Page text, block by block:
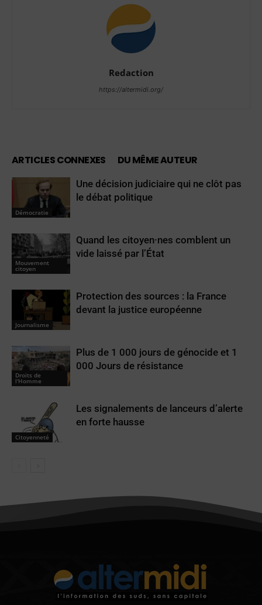
Redaction
https://altermidi.org/
ARTICLES CONNEXES DU MÊME AUTEUR
Démocratie
Une décision judiciaire qui ne clôt pas
le débat politique
Mouvement
citoyen
Quand les citoyen·nes comblent un
vide laissé par l’État
Journalisme
Protection des sources : la France
devant la justice européenne
Droits de
l'Homme
Plus de 1 000 jours de génocide et 1
000 Jours de résistance
Citoyenneté
Les signalements de lanceurs d’alerte
en forte hausse